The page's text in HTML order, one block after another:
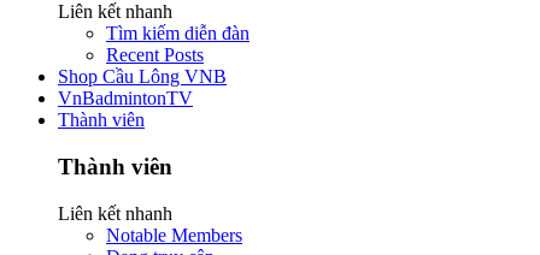
Liên kết nhanh
Tìm kiếm diễn đàn
Recent Posts
Shop Cầu Lông VNB
VnBadmintonTV
Thành viên
Thành viên
Liên kết nhanh
Notable Members